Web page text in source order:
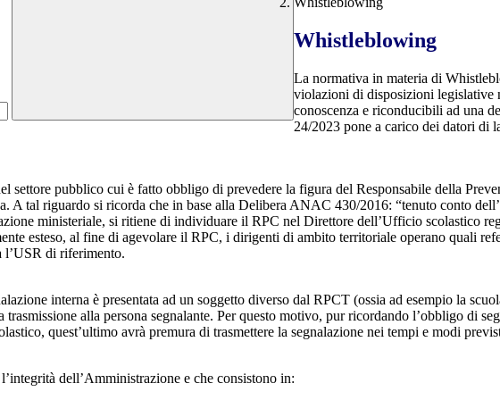
Whistleblowing
La normativa in materia di
violazioni di disposizioni legislative
conoscenza e riconducibili ad una
24/2023 pone a carico dei datori di
settore pubblico cui è fatto obbligo di prevedere la figura del Responsabile della
A tal riguardo si ricorda che in base alla Delibera ANAC 430/2016: “tenuto conto
ministeriale, si ritiene di individuare il RPC nel Direttore dell’Ufficio scolastico
esteso, al fine di agevolare il RPC, i dirigenti di ambito territoriale operano quali
l’USR di riferimento.
interna è presentata ad un soggetto diverso dal RPCT (ossia ad esempio la
alla persona segnalante. Per questo motivo, pur ricordando l’obbligo di
quest’ultimo avrà premura di trasmettere la segnalazione nei tempi e modi
dell’Amministrazione e che consistono in: